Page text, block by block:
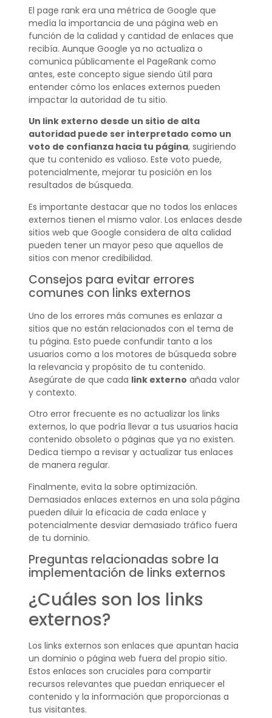
El page rank era una métrica de Google que
medía la importancia de una página web en
función de la calidad y cantidad de enlaces que
recibía. Aunque Google ya no actualiza o
comunica públicamente el PageRank como
antes, este concepto sigue siendo útil para
entender cómo los enlaces externos pueden
impactar la autoridad de tu sitio.
Un link externo desde un sitio de alta
autoridad puede ser interpretado como un
voto de confianza hacia tu página, sugiriendo
que tu contenido es valioso. Este voto puede,
potencialmente, mejorar tu posición en los
resultados de búsqueda.
Es importante destacar que no todos los enlaces
externos tienen el mismo valor. Los enlaces desde
sitios web que Google considera de alta calidad
pueden tener un mayor peso que aquellos de
sitios con menor credibilidad.
Consejos para evitar errores
comunes con links externos
Uno de los errores más comunes es enlazar a
sitios que no están relacionados con el tema de
tu página. Esto puede confundir tanto a los
usuarios como a los motores de búsqueda sobre
la relevancia y propósito de tu contenido.
Asegúrate de que cada link externo añada valor
y contexto.
Otro error frecuente es no actualizar los links
externos, lo que podría llevar a tus usuarios hacia
contenido obsoleto o páginas que ya no existen.
Dedica tiempo a revisar y actualizar tus enlaces
de manera regular.
Finalmente, evita la sobre optimización.
Demasiados enlaces externos en una sola página
pueden diluir la eficacia de cada enlace y
potencialmente desviar demasiado tráfico fuera
de tu dominio.
Preguntas relacionadas sobre la
implementación de links externos
¿Cuáles son los links
externos?
Los links externos son enlaces que apuntan hacia
un dominio o página web fuera del propio sitio.
Estos enlaces son cruciales para compartir
recursos relevantes que puedan enriquecer el
contenido y la información que proporcionas a
tus visitantes.